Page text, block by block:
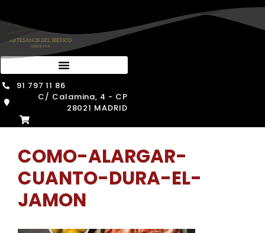
al
contenido
91 797 11 86
C/ Calamina, 4 - CP
28021 MADRID
COMO-ALARGAR-
CUANTO-DURA-EL-
JAMON